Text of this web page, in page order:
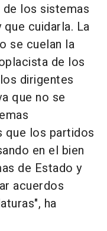
los sistemas
cuidarla. La
se cuelan la
de los
dirigentes
que no se
que los partidos
en el bien
de Estado y
acuerdos
ha